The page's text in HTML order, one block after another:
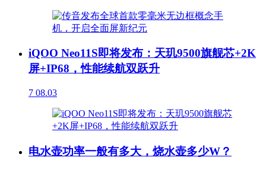
iQOO Neo11S即将发布：天玑9500旗舰芯+2K
屏+IP68，性能续航双跃升
7 08.03
电水壶功率一般有多大，烧水壶多少W？